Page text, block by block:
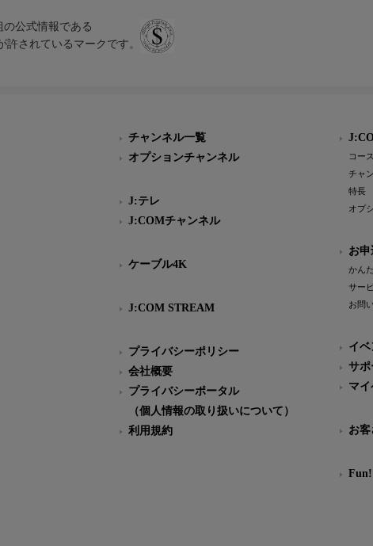
の公式情報である
許されているマークです。
チャンネル一覧
オプションチャンネル
J:テレ
J:COMチャンネル
ケーブル4K
J:COM STREAM
プライバシーポリシー
会社概要
プライバシーポータル
（個人情報の取り扱いについて）
利用規約
コー
チャ
特長
オプ
お
かん
サー
お問
イベ
サポ
マ
お